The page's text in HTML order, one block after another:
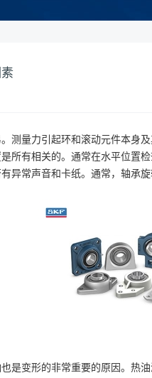
测量力引起环和滚动元件本身
所有相关的。通常在水平位置
异常声音和卡纸。通常，轴承旋
是变形的非常重要的原因。热